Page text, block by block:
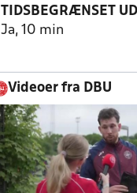
TIDSBEGRÆNSET
Ja, 10 min
Videoer fra DBU